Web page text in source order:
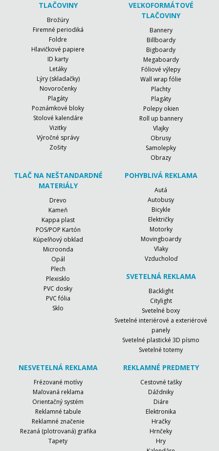
TLAČOVINY
Brožúry
Firemné periodiká
Foldre
Hlavičkové papiere
ID karty
Letáky
Lýry (skladačky)
Novoročenky
Plagáty
Poznámkové bloky
Stolové kalendáre
Vizitky
Výročné správy
Zošity
VEĽKOFORMÁTOVÉ
TLAČOVINY
Bannery
Billboardy
Bigboardy
Megaboardy
Fóliové výlepy
Wall wrap fólie
Plachty
Plagáty
Polepy okien
Roll up bannery
Vlajky
Obrusy
Samolepky
Obrazy
TLAČ NA NEŠTANDARDNÉ
MATERIÁLY
Drevo
Kameň
Kappa plast
POS/POP Kartón
Kúpeľňový obklad
Microonda
Opál
Plech
Plexisklo
PVC dosky
PVC fólia
Sklo
POHYBLIVÁ REKLAMA
Autá
Autobusy
Bicykle
Električky
Motorky
Movingboardy
Vlaky
Vzducholoď
SVETELNÁ REKLAMA
Backlight
Citylight
Svetelné boxy
Svetelné interiérové a exteriérové
panely
Svetelné plastické 3D písmo
Svetelné totemy
NESVETELNÁ REKLAMA
Frézované motívy
Maľovaná reklama
Orientačný systém
Reklamné tabule
Reklamné značenie
Rezaná (plotrovaná) grafika
Tapety
REKLAMNÉ PREDMETY
Cestovné tašky
Dáždniky
Diáre
Elektronika
Hračky
Hrnčeky
Hry